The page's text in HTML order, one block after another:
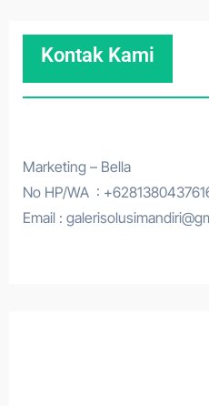
Kontak Kami
Marketing – Bella
No HP/WA :
Email :